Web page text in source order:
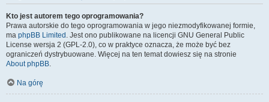
Kto jest autorem tego oprogramowania?
Prawa autorskie do tego oprogramowania w jego niezmodyfikowanej formie,
ma phpBB Limited . Jest ono publikowane na licencji GNU General Public
License wersja 2 (GPL-2.0), co w praktyce oznacza, że może być bez
ograniczeń dystrybuowane. Więcej na ten temat dowiesz się na stronie
About phpBB.
Na górę